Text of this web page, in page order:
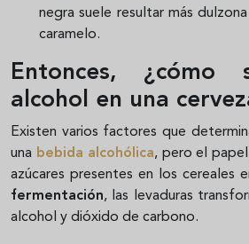
negra suele resultar más
caramelo.
Entonces,
alcohol en una
Existen varios factores que
una bebida alcohólica, pero el
azúcares presentes en los cereales
fermentación, las levaduras
alcohol y dióxido de carbono.